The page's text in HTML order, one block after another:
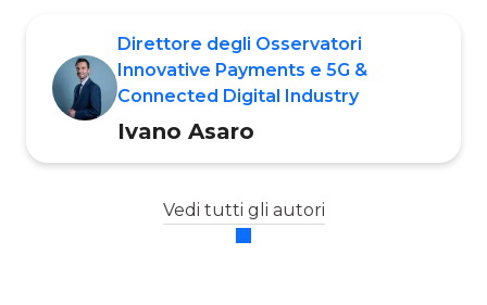
Direttore degli Osservatori
Innovative Payments e 5G &
Connected Digital Industry
Ivano Asaro
Vedi tutti gli autori